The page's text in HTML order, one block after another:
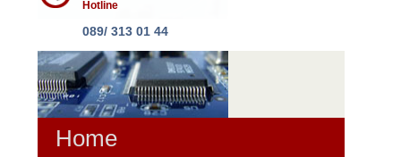
Hotline
089/ 313 01 44
Home